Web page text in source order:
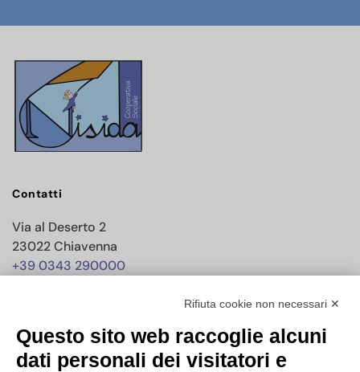
Contatti
Via al Deserto 2
23022 Chiavenna
+39 0343 290000
Dati societari
Rifiuta cookie non necessari ✕
Questo sito web raccoglie alcuni
dati personali dei visitatori e